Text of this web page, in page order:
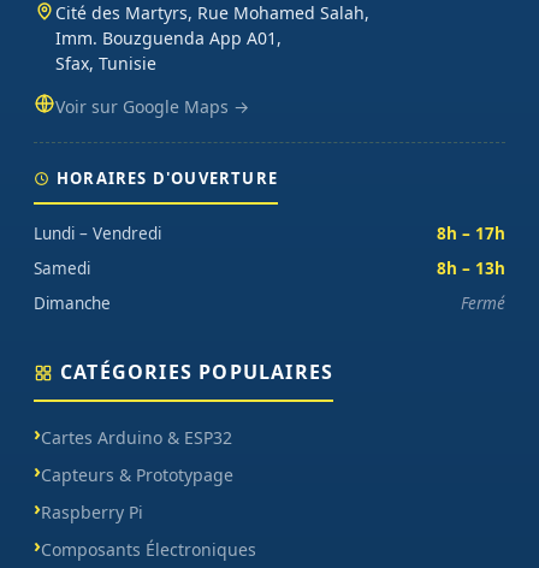
Cité des Martyrs, Rue Mohamed Salah,
Imm. Bouzguenda App A01,
Sfax, Tunisie
Voir sur Google Maps →
HORAIRES D'OUVERTURE
Lundi – Vendredi
8h – 17h
Samedi
8h – 13h
Dimanche
Fermé
CATÉGORIES POPULAIRES
Cartes Arduino & ESP32
Capteurs & Prototypage
Raspberry Pi
Composants Électroniques